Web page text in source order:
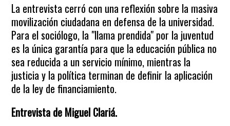
La entrevista cerró con una reflexión sobre la masiva
movilización ciudadana en defensa de la universidad.
Para el sociólogo, la "llama prendida" por la juventud
es la única garantía para que la educación pública no
sea reducida a un servicio mínimo, mientras la
justicia y la política terminan de definir la aplicación
de la ley de financiamiento.
Entrevista de Miguel Clariá.